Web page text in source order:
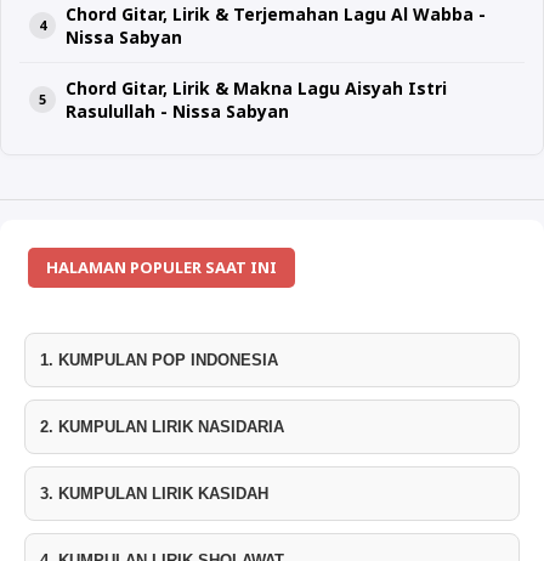
Chord Gitar, Lirik & Terjemahan Lagu Al Wabba -
Nissa Sabyan
Chord Gitar, Lirik & Makna Lagu Aisyah Istri
Rasulullah - Nissa Sabyan
HALAMAN POPULER SAAT INI
1. KUMPULAN POP INDONESIA
2. KUMPULAN LIRIK NASIDARIA
3. KUMPULAN LIRIK KASIDAH